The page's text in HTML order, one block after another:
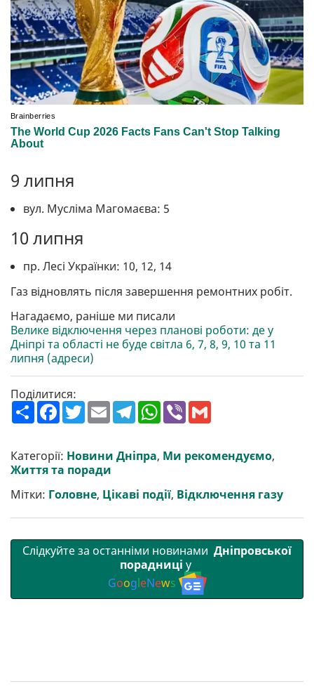
9 липня
вул. Мусліма Магомаєва: 5
10 липня
пр. Лесі Українки: 10, 12, 14
Газ відновлять після завершення ремонтних робіт.
Нагадаємо, раніше ми писали
Велике відключення через планові роботи: де у
Дніпрі та області не буде світла 6, 7, 8, 9, 10 та 11
липня (адреси)
Поділитися:
П
о
р
и
т
F
a
b
o
o
T
w
t
e
r
E
m
l
T
e
g
r
m
W
h
s
A
p
V
r l
Категорії: Новини Дніпра, Ми рекомендуємо,
Життя та поради
Мітки: Головне, Цікаві події, Відключення газу
Слідкуйте за останніми новинами Дніпровської
порадниці у
GoogleNews